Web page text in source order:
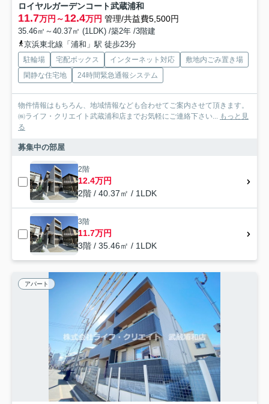
ロイヤルガーデンコート武蔵浦和
11.7万円～12.4万円 管理/共益費5,500円
35.46㎡～40.37㎡ (1LDK) /築2年 /3階建
京浜東北線「浦和」駅 徒歩23分
駐輪場 宅配ボックス インターネット対応
敷地内ごみ置き場
閑静な住宅地
24時間緊急通報システム
物件情報はもちろん、地域情報なども合わせてご案内させて頂きます。
㈱ライフ・クリエイト武蔵浦和店までお気軽にご連絡下さい... もっと見
る
募集中の部屋
2階
12.4万円
2階 / 40.37㎡ / 1LDK
3階
11.7万円
3階 / 35.46㎡ / 1LDK
アパート